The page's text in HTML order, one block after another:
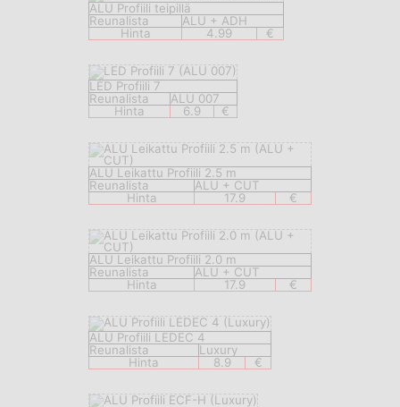
ALU Profiili teipillä
Reunalista
ALU + ADH
Hinta
4.99 €
LED Profiili 7
Reunalista
ALU 007
Hinta
6.9 €
ALU Leikattu Profiili 2.5 m
Reunalista
ALU + CUT
Hinta
17.9 €
ALU Leikattu Profiili 2.0 m
Reunalista
ALU + CUT
Hinta
17.9 €
ALU Profiili LEDEC 4
Reunalista
Luxury
Hinta
8.9 €